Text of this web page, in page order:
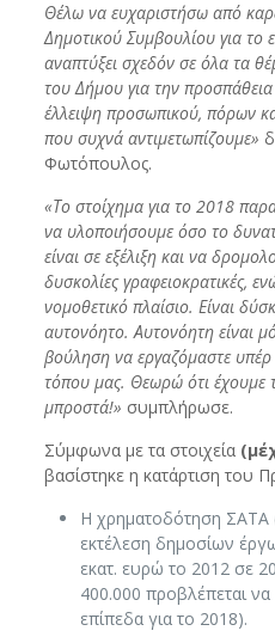
Θέλω να ευχαριστήσω από
Δημοτικού Συμβουλίου για το
αναπτύξει σχεδόν σε όλα τα
του Δήμου για την
έλλειψη προσωπικού, πόρων
που συχνά αντιμετωπίζουμε»
Φωτόπουλος.
«Το στοίχημα για το 2018
να υλοποιήσουμε όσο το
είναι σε εξέλιξη και να
δυσκολίες γραφειοκρατικές,
νομοθετικό πλαίσιο. Είναι
αυτονόητο. Αυτονόητη είναι
βούληση να εργαζόμαστε υπέρ
τόπου μας. Θεωρώ ότι έχουμε
μπροστά!» συμπλήρωσε.
Σύμφωνα με τα στοιχεία
βασίστηκε η κατάρτιση του
Η χρηματοδότηση ΣΑΤΑ
εκτέλεση δημοσίων
εκατ. ευρώ το 2012 σε
400.000 προβλέπεται
επίπεδα για το 2018).